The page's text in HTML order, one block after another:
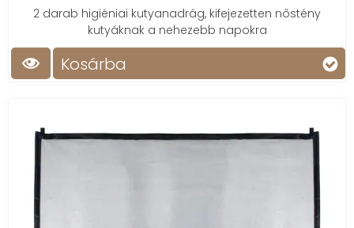
2 darab higiéniai kutyanadrág, kifejezetten nőstény
kutyáknak a nehezebb napokra
Kosárba